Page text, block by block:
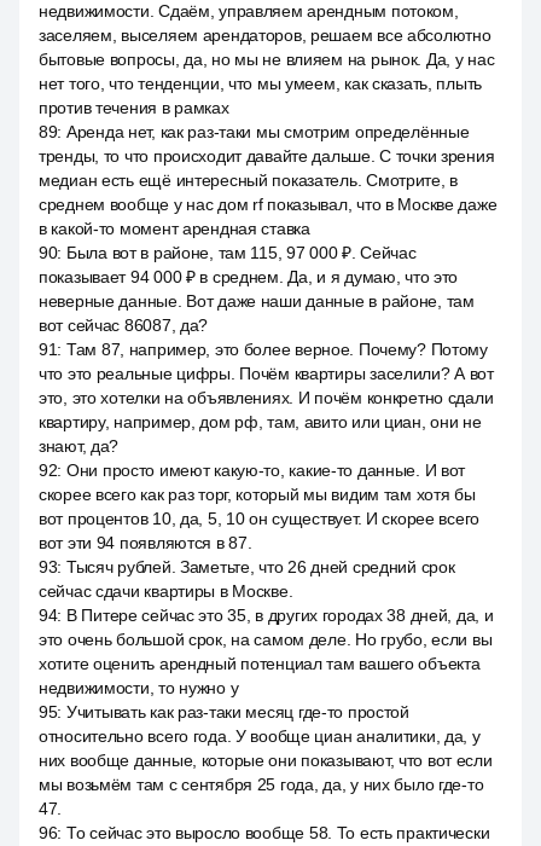
недвижимости. Сдаём, управляем арендным потоком,
заселяем, выселяем арендаторов, решаем все абсолютно
бытовые вопросы, да, но мы не влияем на рынок. Да, у нас
нет того, что тенденции, что мы умеем, как сказать, плыть
против течения в рамках
89: Аренда нет, как раз-таки мы смотрим определённые
тренды, то что происходит давайте дальше. С точки зрения
медиан есть ещё интересный показатель. Смотрите, в
среднем вообще у нас дом rf показывал, что в Москве даже
в какой-то момент арендная ставка
90: Была вот в районе, там 115, 97 000 ₽. Сейчас
показывает 94 000 ₽ в среднем. Да, и я думаю, что это
неверные данные. Вот даже наши данные в районе, там
вот сейчас 86087, да?
91: Там 87, например, это более верное. Почему? Потому
что это реальные цифры. Почём квартиры заселили? А вот
это, это хотелки на объявлениях. И почём конкретно сдали
квартиру, например, дом рф, там, авито или циан, они не
знают, да?
92: Они просто имеют какую-то, какие-то данные. И вот
скорее всего как раз торг, который мы видим там хотя бы
вот процентов 10, да, 5, 10 он существует. И скорее всего
вот эти 94 появляются в 87.
93: Тысяч рублей. Заметьте, что 26 дней средний срок
сейчас сдачи квартиры в Москве.
94: В Питере сейчас это 35, в других городах 38 дней, да, и
это очень большой срок, на самом деле. Но грубо, если вы
хотите оценить арендный потенциал там вашего объекта
недвижимости, то нужно у
95: Учитывать как раз-таки месяц где-то простой
относительно всего года. У вообще циан аналитики, да, у
них вообще данные, которые они показывают, что вот если
мы возьмём там с сентября 25 года, да, у них было где-то
47.
96: То сейчас это выросло вообще 58. То есть практически